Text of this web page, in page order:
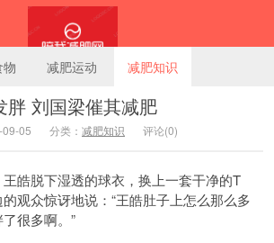
陪我减肥网
减肥运动 减肥知识
胖 刘国梁催其减肥
05 分类： 减肥知识 评论(0)
脱下湿透的球衣，换上一套干净的T
观众惊讶地说：“王皓肚子上怎么那么多
很多啊。”